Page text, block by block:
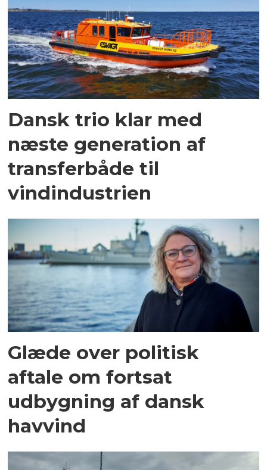
Dansk trio klar med
næste generation af
transferbåde til
vindindustrien
Glæde over politisk
aftale om fortsat
udbygning af dansk
havvind